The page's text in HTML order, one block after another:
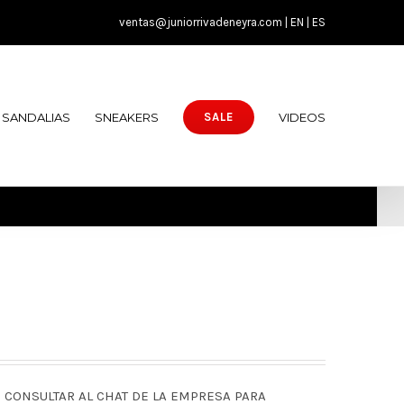
ventas@juniorrivadeneyra.com | EN ES
SANDALIAS SNEAKERS SALE VIDEOS
AL CHAT DE LA EMPRESA PARA